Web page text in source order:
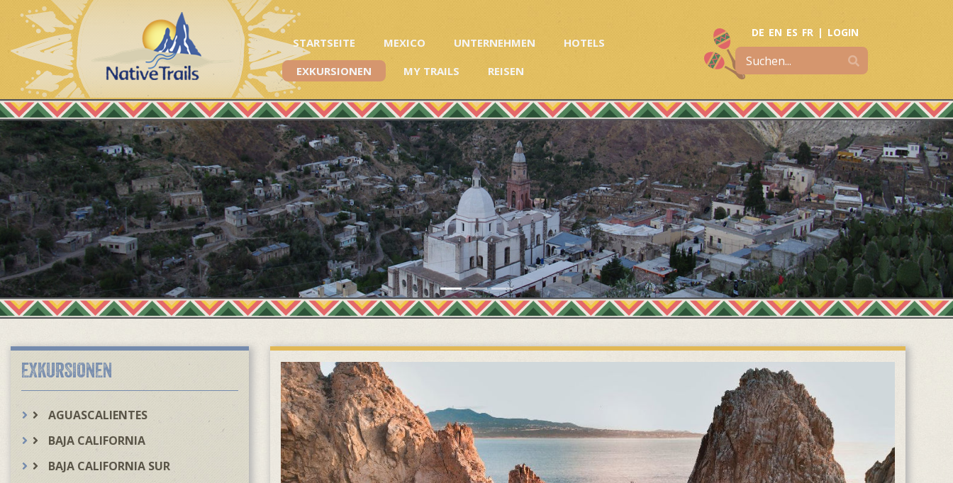
STARTSEITE MEXICO UNTERNEHMEN
HOTELS
EXKURSIONEN
MY TRAILS REISEN
DE EN ES FR | LOGIN
EXKURSIONEN
AGUASCALIENTES
BAJA CALIFORNIA
BAJA CALIFORNIA SUR